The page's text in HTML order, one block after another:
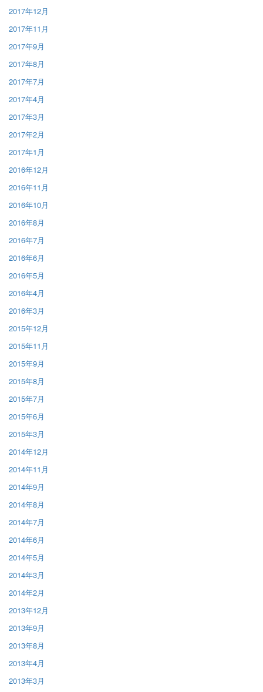
2017年12月
2017年11月
2017年9月
2017年8月
2017年7月
2017年4月
2017年3月
2017年2月
2017年1月
2016年12月
2016年11月
2016年10月
2016年8月
2016年7月
2016年6月
2016年5月
2016年4月
2016年3月
2015年12月
2015年11月
2015年9月
2015年8月
2015年7月
2015年6月
2015年3月
2014年12月
2014年11月
2014年9月
2014年8月
2014年7月
2014年6月
2014年5月
2014年3月
2014年2月
2013年12月
2013年9月
2013年8月
2013年4月
2013年3月